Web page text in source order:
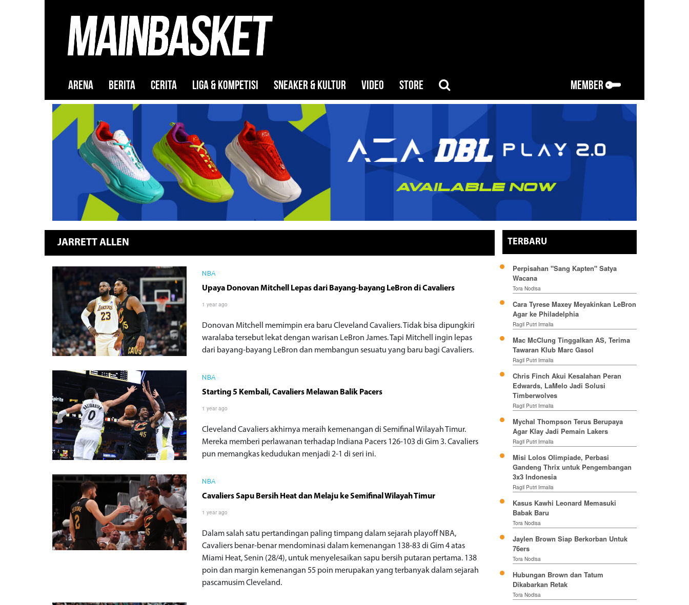
ARENA BERITA CERITA LIGA & KOMPETISI SNEAKER & KULTUR VIDEO STORE MEMBER
JARRETT ALLEN
NBA
Upaya Donovan Mitchell Lepas dari Bayang-bayang LeBron di Cavaliers
1 year ago
Donovan Mitchell memimpin era baru Cleveland Cavaliers. Tidak bisa dipungkiri
waralaba tersebut lekat dengan warisan LeBron James. Tapi Mitchell ingin lepas
dari bayang-bayang LeBron dan membangun sesuatu yang baru bagi Cavaliers.
NBA
Starting 5 Kembali, Cavaliers Melawan Balik Pacers
1 year ago
Cleveland Cavaliers akhirnya meraih kemenangan di Semifinal Wilayah Timur.
Mereka memberi perlawanan terhadap Indiana Pacers 126-103 di Gim 3. Cavaliers
pun memangkas kedudukan menjadi 2-1 di seri ini.
NBA
Cavaliers Sapu Bersih Heat dan Melaju ke Semifinal Wilayah Timur
1 year ago
Dalam salah satu pertandingan paling timpang dalam sejarah playoff NBA,
Cavaliers benar-benar mendominasi dalam kemenangan 138-83 di Gim 4 atas
Miami Heat, Senin (28/4), untuk menyelesaikan sapu bersih putaran pertama. 138
poin dan margin kemenangan 55 poin merupakan yang terbanyak dalam sejarah
pascamusim Cleveland.
TERBARU
Perpisahan "Sang Kapten" Satya
Wacana
Tora Nodisa
Cara Tyrese Maxey Meyakinkan LeBron
Agar ke Philadelphia
Ragil Putri Irmalia
Mac McClung Tinggalkan AS, Terima
Tawaran Klub Marc Gasol
Ragil Putri Irmalia
Chris Finch Akui Kesalahan Peran
Edwards, LaMelo Jadi Solusi
Timberwolves
Ragil Putri Irmalia
Mychal Thompson Terus Berupaya
Agar Klay Jadi Pemain Lakers
Ragil Putri Irmalia
Misi Lolos Olimpiade, Perbasi
Gandeng Thrix untuk Pengembangan
3x3 Indonesia
Ragil Putri Irmalia
Kasus Kawhi Leonard Memasuki
Babak Baru
Tora Nodisa
Jaylen Brown Siap Berkorban Untuk
76ers
Tora Nodisa
Hubungan Brown dan Tatum
Dikabarkan Retak
Tora Nodisa